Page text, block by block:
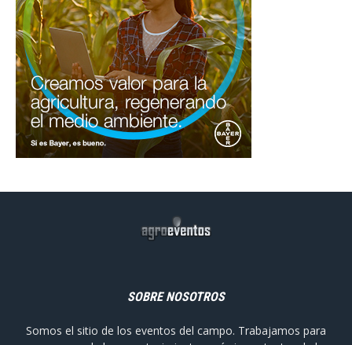
SOBRE NOSOTROS
Somos el sitio de los eventos del campo. Trabajamos para